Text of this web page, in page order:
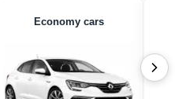
Economy cars